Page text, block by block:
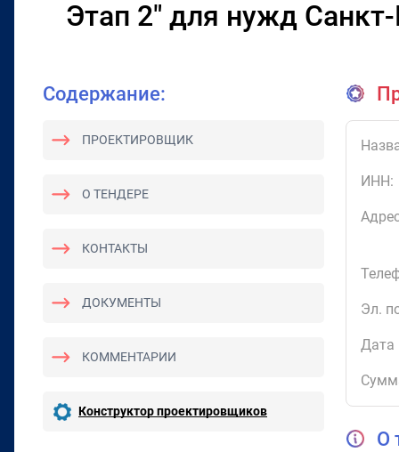
Этап 2" для нужд Санкт-
Содержание:
ПРОЕКТИРОВЩИК
О ТЕНДЕРЕ
КОНТАКТЫ
ДОКУМЕНТЫ
КОММЕНТАРИИ
Конструктор проектировщиков
ИНН:
Эл.
Дата
О